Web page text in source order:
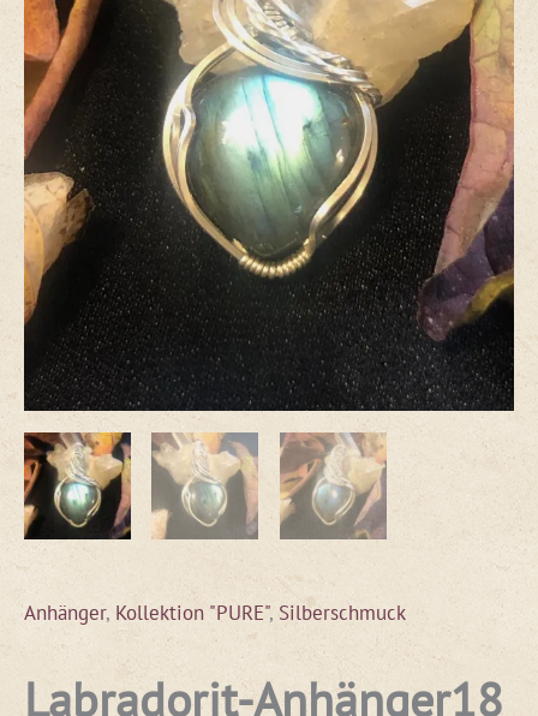
Anhänger, Kollektion "PURE",Silberschmuck
Labradorit-Anhänger18